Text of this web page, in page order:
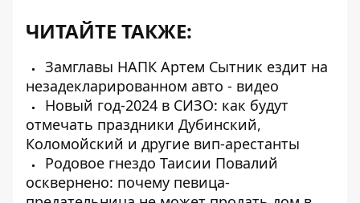
ЧИТАЙТЕ ТАКЖЕ:
Замглавы НАПК Артем Сытник ездит на
незадекларированном авто - видео
Новый год-2024 в СИЗО: как будут
отмечать праздники Дубинский,
Коломойский и другие вип-арестанты
Родовое гнездо Таисии Повалий
осквернено: почему певица-